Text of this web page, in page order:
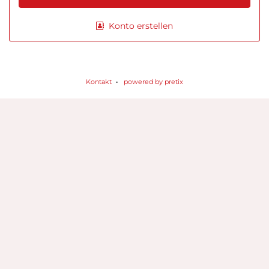
Konto erstellen
Kontakt powered by pretix